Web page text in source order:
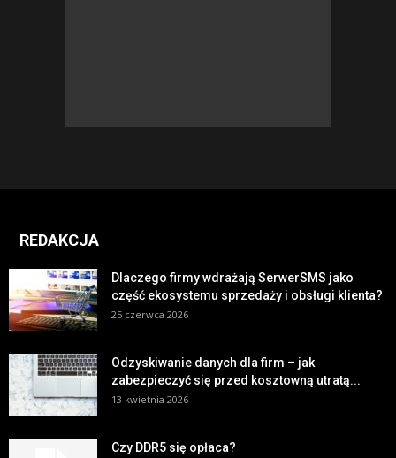
REDAKCJA
Dlaczego firmy wdrażają SerwerSMS jako
część ekosystemu sprzedaży i obsługi klienta?
25 czerwca 2026
Odzyskiwanie danych dla firm – jak
zabezpieczyć się przed kosztowną utratą...
13 kwietnia 2026
Czy DDR5 się opłaca?